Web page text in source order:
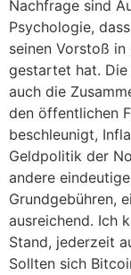
Nachfrage sind
Psychologie,
seinen Vorstoß
gestartet hat.
auch die
den öffentlichen
beschleunigt,
Geldpolitik der
andere
Grundgebühren,
ausreichend. Ich
Stand, jederzeit
Sollten sich